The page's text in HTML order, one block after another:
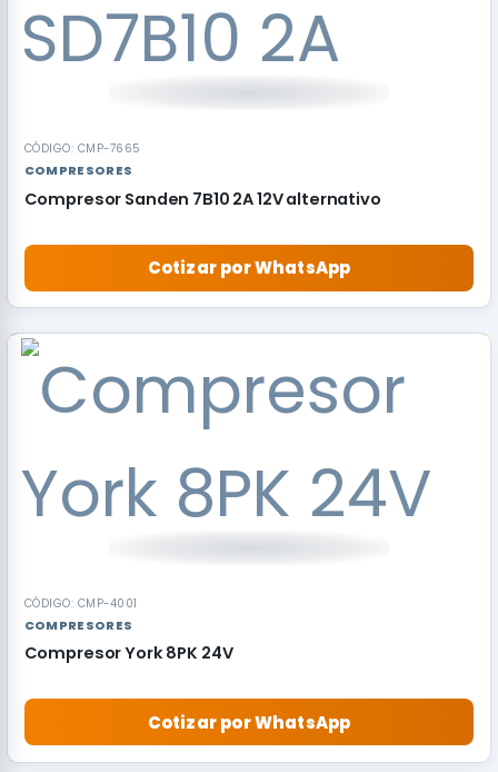
CÓDIGO: CMP-7665
COMPRESORES
Compresor Sanden 7B10 2A 12V alternativo
Cotizar por WhatsApp
CÓDIGO: CMP-4001
COMPRESORES
Compresor York 8PK 24V
Cotizar por WhatsApp